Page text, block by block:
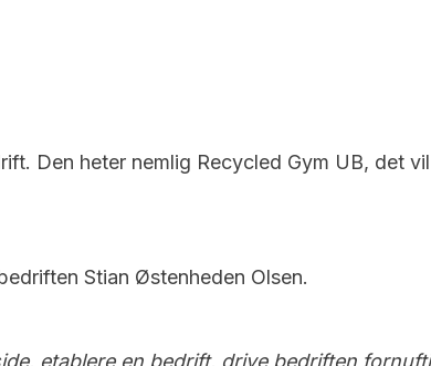
Den heter nemlig Recycled Gym UB, det
Stian Østenheden Olsen.
etablere en bedrift, drive bedriften